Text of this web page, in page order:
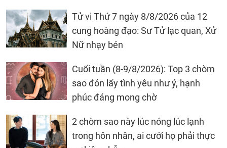
Tử vi Thứ 7 ngày 8/8/2026 của 12
cung hoàng đạo: Sư Tử lạc quan, Xử
Nữ nhạy bén
Cuối tuần (8-9/8/2026): Top 3 chòm
sao đón lấy tình yêu như ý, hạnh
phúc đáng mong chờ
2 chòm sao này lúc nóng lúc lạnh
trong hôn nhân, ai cưới họ phải thực